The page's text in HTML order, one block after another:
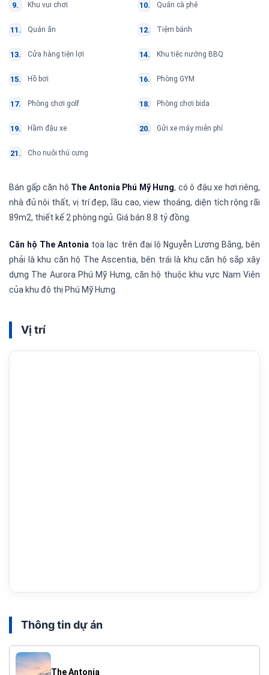
Khu vui chơi Quán cà phê
Quán ăn Tiệm bánh
Cửa hàng tiện lợi Khu tiệc nướng BBQ
Hồ bơi Phòng GYM
Phòng chơi golf Phòng chơi bida
Hầm đậu xe Gửi xe máy miễn phí
Cho nuôi thú cưng
Bán gấp căn hộ The Antonia Phú Mỹ Hưng, có ô đậu xe hơi riêng,
nhà đủ nội thất, vị trí đẹp, lầu cao, view thoáng, diện tích rộng rãi
89m2, thiết kế 2 phòng ngủ. Giá bán 8.8 tỷ đồng.
Căn hộ The Antonia tọa lạc trên đại lộ Nguyễn Lương Bằng, bên
phải là khu căn hộ The Ascentia, bên trái là khu căn hộ sắp xây
dựng The Aurora Phú Mỹ Hưng, căn hộ thuộc khu vực Nam Viên
của khu đô thị Phú Mỹ Hưng.
Vị trí
Thông tin dự án
The Antonia